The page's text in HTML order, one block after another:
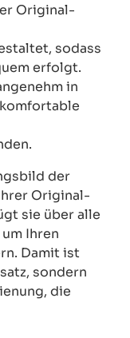
Original-
sodass
erfolgt.
in
der
Original-
sie über alle
Ihren
Damit ist
sondern
die